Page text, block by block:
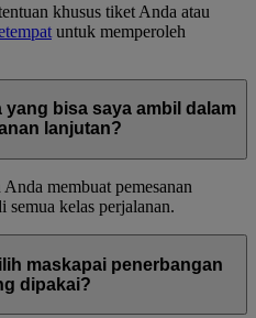
khusus tiket Anda atau
untuk memperoleh
yang bisa saya ambil dalam
lanjutan?
membuat pemesanan
semua kelas perjalanan.
maskapai penerbangan
dipakai?